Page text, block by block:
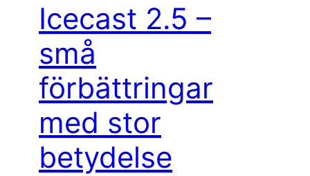
Icecast 2.5 –
små
förbättringar
med stor
betydelse